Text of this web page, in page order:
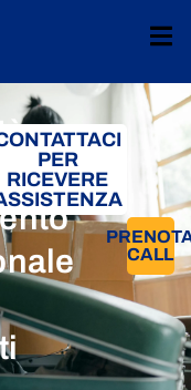
PER
RICEVERE
CALL